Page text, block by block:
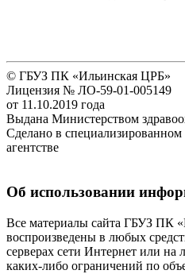
© ГБУЗ ПК «Ильинская ЦРБ»
Лицензия № ЛО-59-01-005149
от 11.10.2019 года
Выдана Министерством
Сделано в специализированном
агентстве
Об использовании
Все материалы сайта ГБУЗ ПК
воспроизведены в любых
серверах сети Интернет или
каких-либо ограничений по